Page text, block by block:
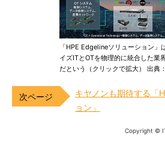
「HPE Edgelineソリューション」
イズITとOTを物理的に統合した業
だという（クリックで拡大） 出典
キヤノンも期待する「
ョン」
Copyright ©